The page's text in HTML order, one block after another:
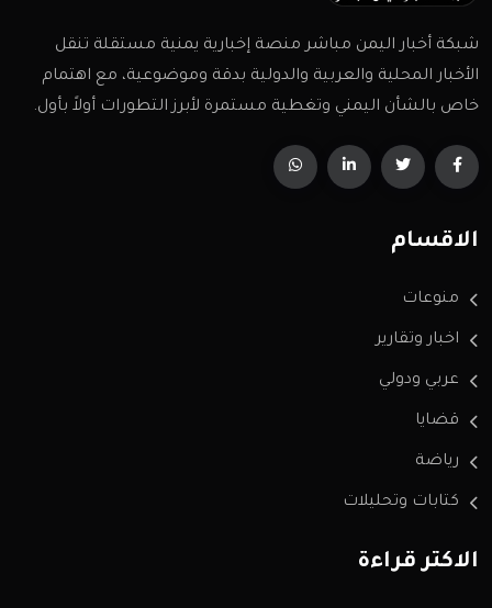
شبكة أخبار اليمن مباشر منصة إخبارية يمنية مستقلة تنقل
الأخبار المحلية والعربية والدولية بدقة وموضوعية، مع اهتمام
خاص بالشأن اليمني وتغطية مستمرة لأبرز التطورات أولاً بأول.
الاقسام
منوعات
اخبار وتقارير
عربي ودولي
قضايا
رياضة
كتابات وتحليلات
الاكثر قراءة